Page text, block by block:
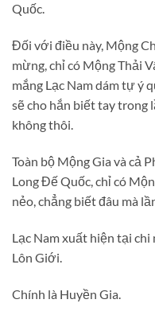
Quốc.
Đối với điều này, Mộng
mừng, chỉ có Mộng Thải
mắng Lạc Nam dám tự ý
sẽ cho hắn biết tay trong
không thôi.
Toàn bộ Mộng Gia và cả
Long Đế Quốc, chỉ có
nẻo, chẳng biết đâu mà
Lạc Nam xuất hiện tại
Lôn Giới.
Chính là Huyền Gia.